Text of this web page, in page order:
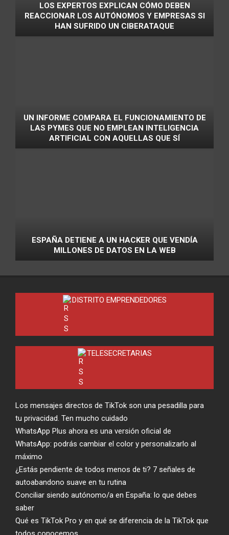
LOS EXPERTOS EXPLICAN CÓMO DEBEN
REACCIONAR LOS AUTÓNOMOS Y EMPRESAS SI
HAN SUFRIDO UN CIBERATAQUE
UN INFORME COMPARA EL FUNCIONAMIENTO DE
LAS PYMES QUE NO EMPLEAN INTELIGENCIA
ARTIFICIAL CON AQUELLAS QUE SÍ
ESPAÑA DETIENE A UN HACKER QUE VENDÍA
MILLONES DE DATOS EN LA WEB
DISTRITO EMPRENDEDORES
TELESECRETARIAS
Los mensajes directos de TikTok son una pesadilla para
tu privacidad. Ten mucho cuidado
WhatsApp Plus ahora es una versión oficial de
WhatsApp: podrás cambiar el color y personalizarlo al
máximo
¿Estás pendiente de todos menos de ti? 7 señales de
autoabandono suave en tu rutina
Conciliar siendo autónomo/a en España: lo que debes
saber
Qué es TikTok Pro y en qué se diferencia de la TikTok que